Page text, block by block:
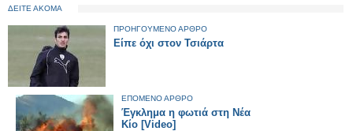
ΔΕΙΤΕ ΑΚΟΜΑ
ΠΡΟΗΓΟΥΜΕΝΟ ΑΡΘΡΟ
Είπε όχι στον Τσιάρτα
ΕΠΟΜΕΝΟ ΑΡΘΡΟ
Έγκλημα η φωτιά στη Νέα
Κίο [Video]